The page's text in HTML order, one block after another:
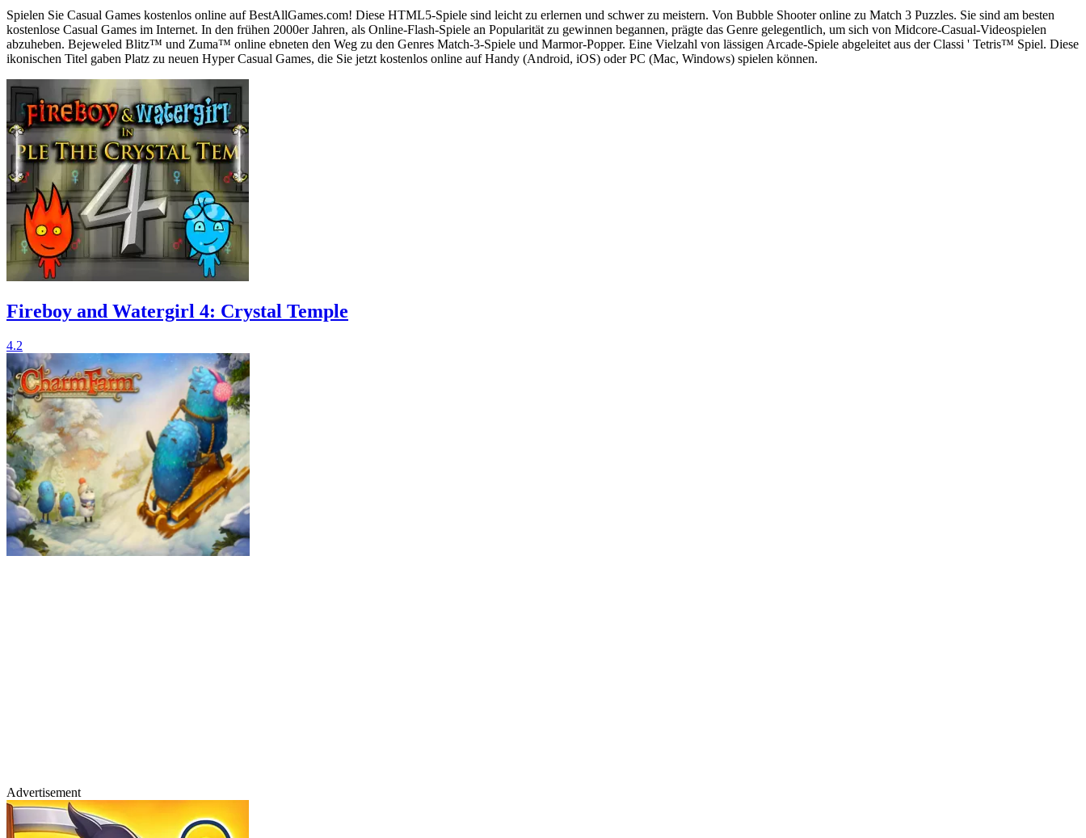
Spielen Sie Casual Games kostenlos online auf BestAllGames.com! Diese HTML5-Spiele sind leicht zu erlernen und schwer zu meistern. Von Bubble Shooter online zu Match 3 Puzzles. Sie sind am besten
kostenlose Casual Games im Internet. In den frühen 2000er Jahren, als Online-Flash-Spiele an Popularität zu gewinnen begannen, prägte das Genre gelegentlich, um sich von Midcore-Casual-Videospielen
abzuheben. Bejeweled Blitz™ und Zuma™ online ebneten den Weg zu den Genres Match-3-Spiele und Marmor-Popper. Eine Vielzahl von lässigen Arcade-Spiele abgeleitet aus der Classi ' Tetris™ Spiel. Diese
ikonischen Titel gaben Platz zu neuen Hyper Casual Games, die Sie jetzt kostenlos online auf Handy (Android, iOS) oder PC (Mac, Windows) spielen können.
Fireboy and Watergirl 4: Crystal Temple
4.2
Advertisement